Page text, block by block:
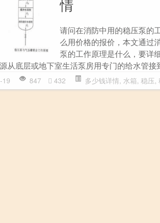
情
请问在消防中用的稳压泵的
么用价格的报价，本文通过
泵的工作原理是什么，要详
从底层或地下室生活泵房用专门的给水管
19 847 432 多少钱详情, 水箱, 稳压,